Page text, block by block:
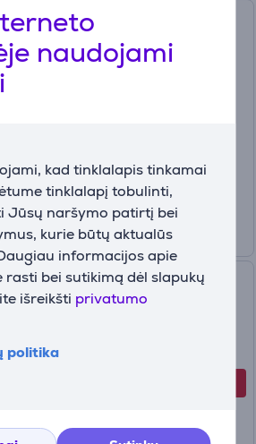
naudojami
kad tinklalapis tinkamai
tinklalapį tobulinti,
Jūsų naršymo patirtį bei
kurie būtų aktualūs
informacijos apie
rasti bei sutikimą dėl slapukų
išreikšti privatumo
politika
Mini viryklė Caso PRO Menu
Caso AirFry Chef 1700, 22 L,
1700 W, juoda - Mini orkaitė
Turime sandėlyje
149.99 €